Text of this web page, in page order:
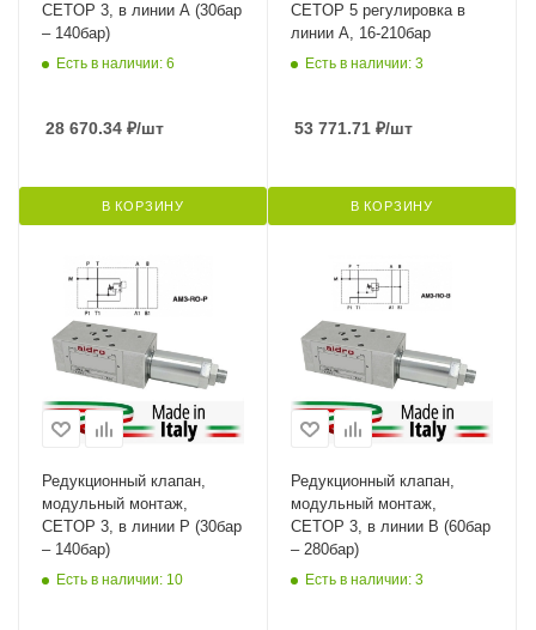
CETOP 3, в линии A (30бар
– 140бар)
Есть в наличии: 6
28 670.34 ₽/шт
В КОРЗИНУ
CETOP 5 регулировка в
линии A, 16-210бар
Есть в наличии: 3
53 771.71 ₽/шт
В КОРЗИНУ
Редукционный клапан,
модульный монтаж,
CETOP 3, в линии P (30бар
– 140бар)
Есть в наличии: 10
Редукционный клапан,
модульный монтаж,
CETOP 3, в линии B (60бар
– 280бар)
Есть в наличии: 3